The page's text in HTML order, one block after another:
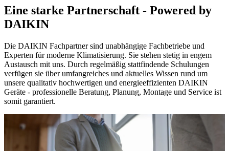
Eine starke Partnerschaft - Powered by
DAIKIN
Die DAIKIN Fachpartner sind unabhängige Fachbetriebe und
Experten für moderne Klimatisierung. Sie stehen stetig in engem
Austausch mit uns. Durch regelmäßig stattfindende Schulungen
verfügen sie über umfangreiches und aktuelles Wissen rund um
unsere qualitativ hochwertigen und energieeffizienten DAIKIN
Geräte - professionelle Beratung, Planung, Montage und Service ist
somit garantiert.